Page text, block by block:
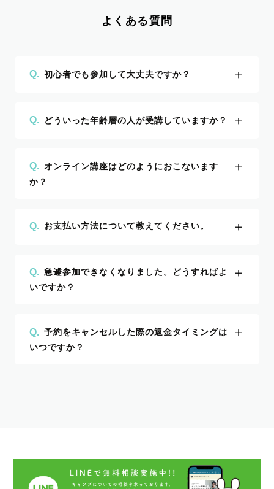
よくある質問
Q. 初心者でも参加して大丈夫ですか？ ＋
Q. どういった年齢層の人が受講していますか？ ＋
Q. オンライン講座はどのようにおこないます
か？
＋
Q. お支払い方法について教えてください。 ＋
Q. 急遽参加できなくなりました。どうすればよ
いですか？
＋
Q. 予約をキャンセルした際の返金タイミングは
いつですか？
＋